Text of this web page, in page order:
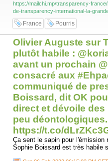
"On ne vous demandera plus de
un gigantesque conseil
»
via L'ex-ministre Jean-Baptiste
d'investissement
https://mailchi.mp/transparency-
de-transparency-international-la-
France Pourris
Olivier Auguste sur
plutôt habile :
avant un prochain
consacré aux
communiqué de
Boissard, dit OK
direct et dévoile
peu déontologiques.
https://t.co/
Ça sent le sapin pour l'émission
Sophie Boissard est très habile